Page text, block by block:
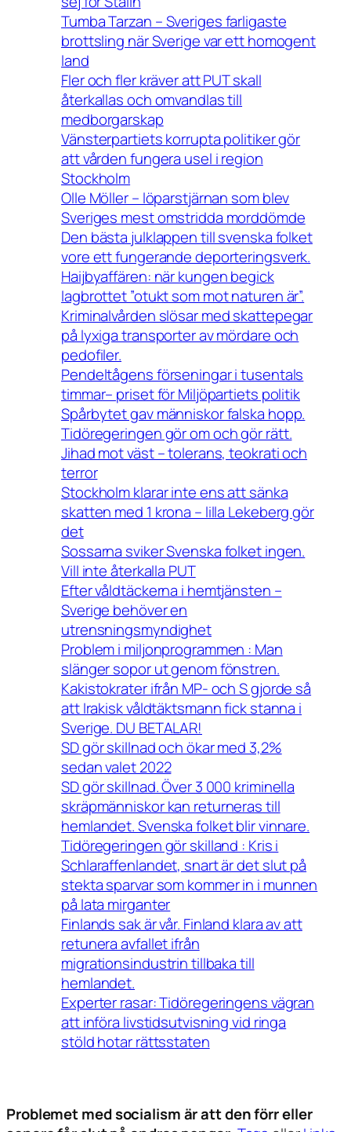
Tumba Tarzan – Sveriges farligaste
brottsling när Sverige var ett homogent
land
Fler och fler kräver att PUT skall
återkallas och omvandlas till
medborgarskap
Vänsterpartiets korrupta politiker gör
att vården fungera usel i region
Stockholm
Olle Möller – löparstjärnan som blev
Sveriges mest omstridda morddömde
Den bästa julklappen till svenska folket
vore ett fungerande deporteringsverk.
Haijbyaffären: när kungen begick
lagbrottet ”otukt som mot naturen är”.
Kriminalvården slösar med skattepegar
på lyxiga transporter av mördare och
pedofiler.
Pendeltågens förseningar i tusentals
timmar– priset för Miljöpartiets politik
Spårbytet gav människor falska hopp.
Tidöregeringen gör om och gör rätt.
Jihad mot väst – tolerans, teokrati och
terror
Stockholm klarar inte ens att sänka
skatten med 1 krona – lilla Lekeberg gör
det
Sossarna sviker Svenska folket ingen.
Vill inte återkalla PUT
Efter våldtäckerna i hemtjänsten –
Sverige behöver en
utrensningsmyndighet
Problem i miljonprogrammen : Man
slänger sopor ut genom fönstren.
Kakistokrater ifrån MP- och S gjorde så
att Irakisk våldtäktsmann fick stanna i
Sverige. DU BETALAR!
SD gör skillnad och ökar med 3,2%
sedan valet 2022
SD gör skillnad. Över 3 000 kriminella
skräpmänniskor kan returneras till
hemlandet. Svenska folket blir vinnare.
Tidöregeringen gör skilland : Kris i
Schlaraffenlandet, snart är det slut på
stekta sparvar som kommer in i munnen
på lata mirganter
Finlands sak är vår. Finland klara av att
retunera avfallet ifrån
migrationsindustrin tillbaka till
hemlandet.
Experter rasar: Tidöregeringens vägran
att införa livstidsutvisning vid ringa
stöld hotar rättsstaten
Problemet med socialism är att den förr eller